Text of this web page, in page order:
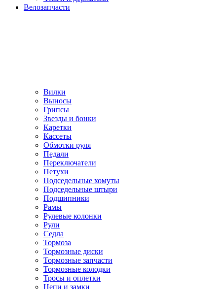
Велозапчасти
Вилки
Выносы
Грипсы
Звезды и бонки
Каретки
Кассеты
Обмотки руля
Педали
Переключатели
Петухи
Подседельные хомуты
Подседельные штыри
Подшипники
Рамы
Рулевые колонки
Рули
Седла
Тормоза
Тормозные диски
Тормозные запчасти
Тормозные колодки
Тросы и оплетки
Цепи и замки